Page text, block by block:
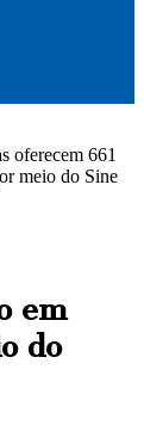
oferecem 661
meio do Sine
em
do